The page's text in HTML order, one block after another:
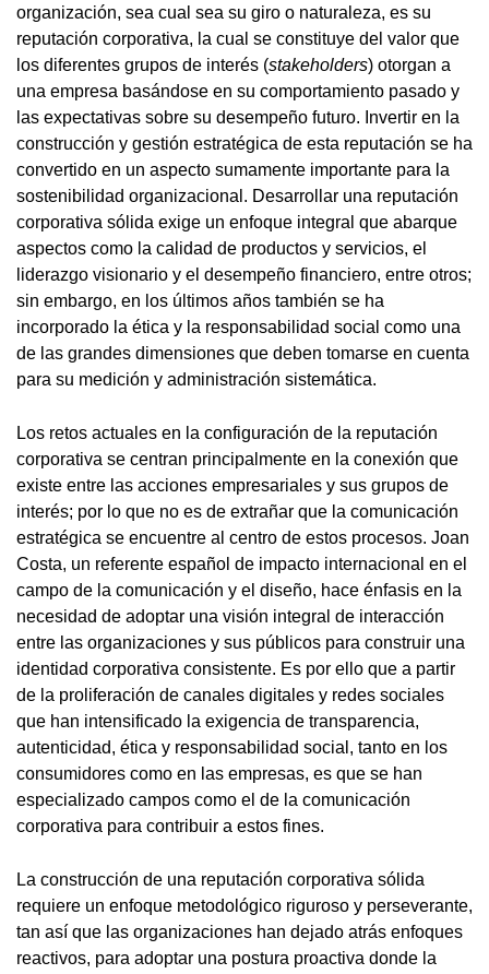
organización, sea cual sea su giro o naturaleza, es su
reputación corporativa, la cual se constituye del valor que
los diferentes grupos de interés (stakeholders) otorgan a
una empresa basándose en su comportamiento pasado y
las expectativas sobre su desempeño futuro. Invertir en la
construcción y gestión estratégica de esta reputación se ha
convertido en un aspecto sumamente importante para la
sostenibilidad organizacional. Desarrollar una reputación
corporativa sólida exige un enfoque integral que abarque
aspectos como la calidad de productos y servicios, el
liderazgo visionario y el desempeño financiero, entre otros;
sin embargo, en los últimos años también se ha
incorporado la ética y la responsabilidad social como una
de las grandes dimensiones que deben tomarse en cuenta
para su medición y administración sistemática.
Los retos actuales en la configuración de la reputación
corporativa se centran principalmente en la conexión que
existe entre las acciones empresariales y sus grupos de
interés; por lo que no es de extrañar que la comunicación
estratégica se encuentre al centro de estos procesos. Joan
Costa, un referente español de impacto internacional en el
campo de la comunicación y el diseño, hace énfasis en la
necesidad de adoptar una visión integral de interacción
entre las organizaciones y sus públicos para construir una
identidad corporativa consistente. Es por ello que a partir
de la proliferación de canales digitales y redes sociales
que han intensificado la exigencia de transparencia,
autenticidad, ética y responsabilidad social, tanto en los
consumidores como en las empresas, es que se han
especializado campos como el de la comunicación
corporativa para contribuir a estos fines.
La construcción de una reputación corporativa sólida
requiere un enfoque metodológico riguroso y perseverante,
tan así que las organizaciones han dejado atrás enfoques
reactivos, para adoptar una postura proactiva donde la